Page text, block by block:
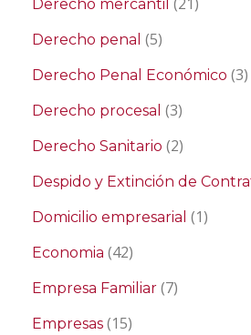
Derecho mercantil
Derecho penal (5)
Derecho Penal Económico (3)
Derecho procesal (3)
Derecho Sanitario (2)
Despido y Extinción de
Domicilio empresarial (1)
Economia (42)
Empresa Familiar (7)
Empresas (15)